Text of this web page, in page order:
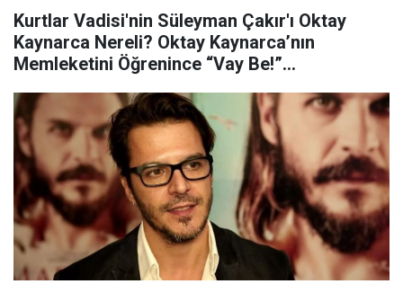
Kurtlar Vadisi'nin Süleyman Çakır'ı Oktay
Kaynarca Nereli? Oktay Kaynarca’nın
Memleketini Öğrenince “Vay Be!”